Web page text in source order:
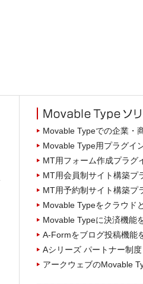
Movable Typeでの企業・
Movable Type用プラグイ
MT用フォーム作成プラグ
MT用会員制サイト構築プ
MT用予約制サイト構築プ
Movable Typeをクラウド
Movable Typeに決済機能
A-Formをブログ投稿機能
Aシリーズ パートナー制度
アークウェブのMovable